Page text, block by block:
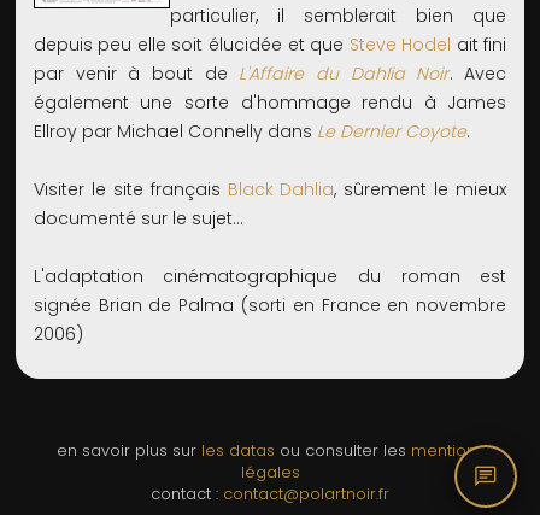
particulier, il semblerait bien que
depuis peu elle soit élucidée et que Steve Hodel ait fini
par venir à bout de L'Affaire du Dahlia Noir. Avec
également une sorte d'hommage rendu à James
Ellroy par Michael Connelly dans Le Dernier Coyote.
Visiter le site français Black Dahlia, sûrement le mieux
documenté sur le sujet...
L'adaptation cinématographique du roman est
signée Brian de Palma (sorti en France en novembre
2006)
chat
en savoir plus sur les datas ou consulter les mentions
légales
contact : contact@polartnoir.fr